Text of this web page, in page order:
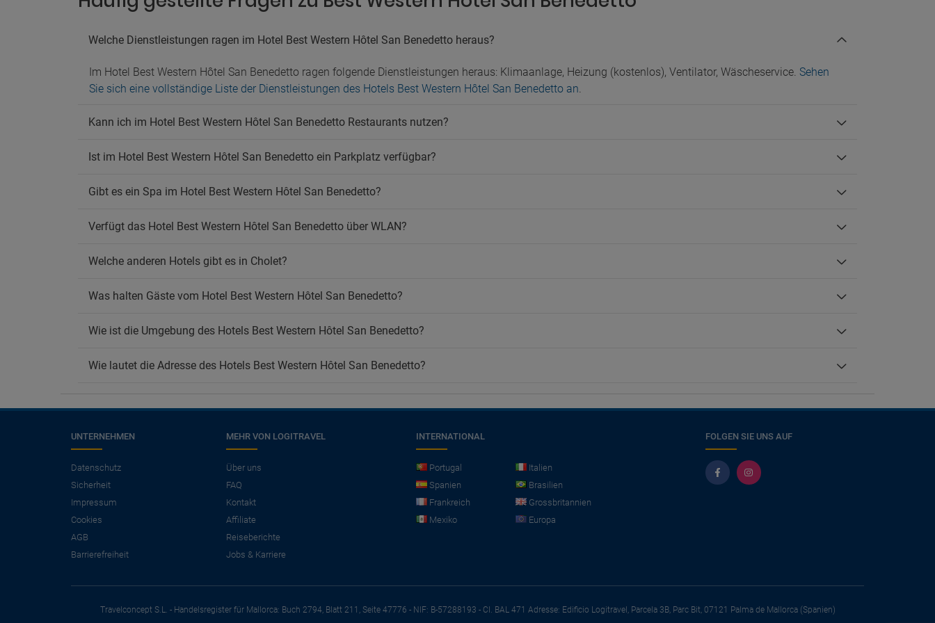
Parkplatz
Haustiere erlaubt
Raucherbereich
Ventilator
Zeitungen
Zimmerservice
Welche Dienstleistungen ragen im Hotel Best Western Hôtel San Benedetto heraus?
Im Hotel Best Western Hôtel San Benedetto ragen folgende Dienstleistungen heraus: Klimaanlage, Heizung (kostenlos), Ventilator, Wäscheservice. Sehen
Sie sich eine vollständige Liste der Dienstleistungen des Hotels Best Western Hôtel San Benedetto an.
Kann ich im Hotel Best Western Hôtel San Benedetto Restaurants nutzen?
Ist im Hotel Best Western Hôtel San Benedetto ein Parkplatz verfügbar?
Gibt es ein Spa im Hotel Best Western Hôtel San Benedetto?
Verfügt das Hotel Best Western Hôtel San Benedetto über WLAN?
Welche anderen Hotels gibt es in Cholet?
Was halten Gäste vom Hotel Best Western Hôtel San Benedetto?
Wie ist die Umgebung des Hotels Best Western Hôtel San Benedetto?
Wie lautet die Adresse des Hotels Best Western Hôtel San Benedetto?
Benötigen Sie einen
Flug?
Angebote für Flug + Hotel ansehen.
Sparen Sie mehr als 25 % bei Ihrem
Urlaub.
UNTERNEHMEN
Datenschutz
Sicherheit
Impressum
Cookies
AGB
Barrierefreiheit
MEHR VON LOGITRAVEL
Über uns
FAQ
Kontakt
Affiliate
Reiseberichte
Jobs & Karriere
INTERNATIONAL
Portugal
Italien
Spanien
Brasilien
Frankreich
Grossbritannien
Mexiko
Europa
FOLGEN SIE UNS AUF
Travelconcept S.L. - Handelsregister für Mallorca: Buch 2794, Blatt 211, Seite 47776 - NIF: B-57288193 - CI. BAL 471 Adresse: Edificio Logitravel, Parcela 3B, Parc Bit, 07121 Palma de Mallorca (Spanien)